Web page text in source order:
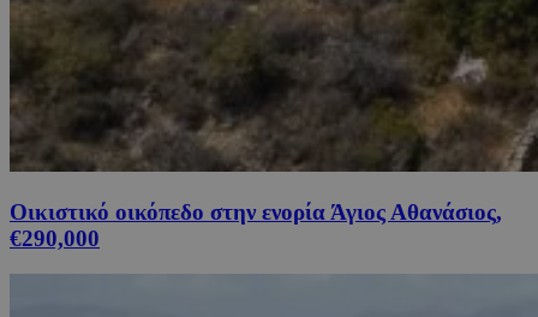
Οικιστικό οικόπεδο στην ενορία Άγιος Αθανάσιος,
€290,000